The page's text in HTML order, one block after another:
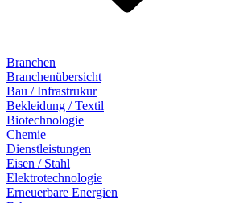
Branchen
Branchenübersicht
Bau / Infrastrukur
Bekleidung / Textil
Biotechnologie
Chemie
Dienstleistungen
Eisen / Stahl
Elektrotechnologie
Erneuerbare Energien